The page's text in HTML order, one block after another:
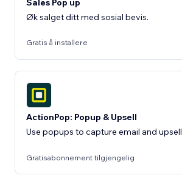
Øk salget ditt med sosial bevis.
Gratis å installere
ActionPop: Popup & Upsell
Use popups to capture email and upsell
Gratisabonnement tilgjengelig